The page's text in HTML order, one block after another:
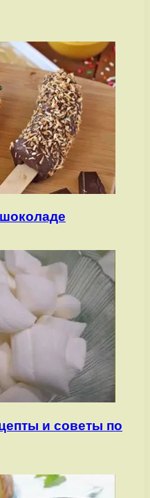
и советы по